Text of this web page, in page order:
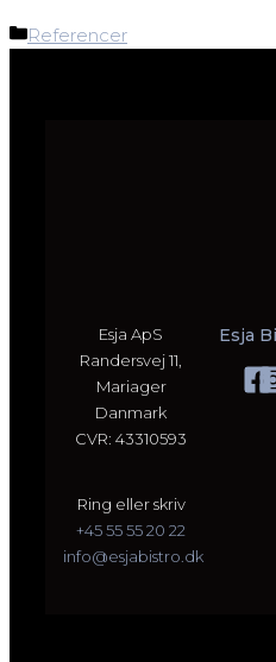
Referencer
Esja ApS
Randersvej 11,
Mariager
Danmark
CVR: 43310593
Ring eller skriv
+45 55 55 20 22
info@esjabistro.dk
Esja